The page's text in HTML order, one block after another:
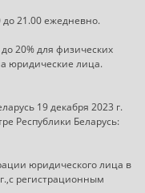
21.00 ежедневно.
20% для физических
юридические лица.
19 декабря 2023 г.
Республики Беларусь:
юридического лица в
регистрационным